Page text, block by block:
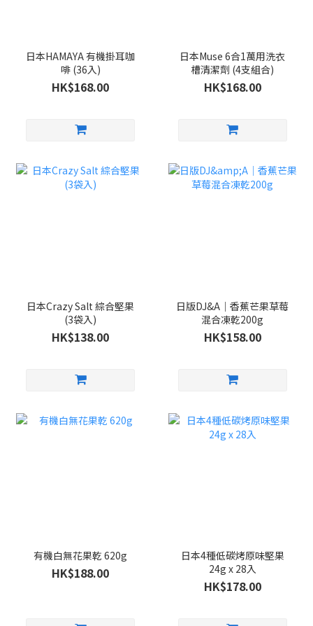
日本HAMAYA 有機掛耳咖
啡 (36入)
HK$168.00
日本Muse 6合1萬用洗衣
槽清潔劑 (4支組合)
HK$168.00
日本Crazy Salt 綜合堅果
(3袋入)
HK$138.00
日版DJ&A｜香蕉芒果草莓
混合凍乾200g
HK$158.00
有機白無花果乾 620g
HK$188.00
日本4種低碳烤原味堅果
24g x 28入
HK$178.00